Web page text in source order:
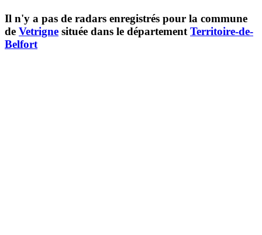
Il n'y a pas de radars enregistrés pour la commune
de Vetrigne située dans le département Territoire-de-
Belfort